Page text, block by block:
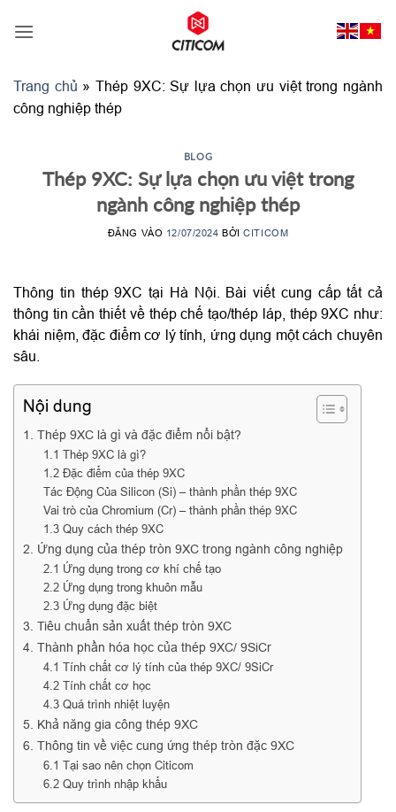
qua
Trang chủ » Thép 9XC: Sự lựa chọn ưu việt trong ngành
công nghiệp thép
BLOG
Thép 9XC: Sự lựa chọn ưu việt trong
ngành công nghiệp thép
ĐĂNG VÀO 12/07/2024 BỞICITICOM
Thông tin thép 9XC tại Hà Nội. Bài viết cung cấp tất cả
thông tin cần thiết về thép chế tạo/thép láp, thép 9XC như:
khái niệm, đặc điểm cơ lý tính, ứng dụng một cách chuyên
sâu.
Nội dung
1. Thép 9XC là gì và đặc điểm nổi bật?
1.1 Thép 9XC là gì?
1.2 Đặc điểm của thép 9XC
Tác Động Của Silicon (Si) – thành phần thép 9XC
Vai trò của Chromium (Cr) – thành phần thép 9XC
1.3 Quy cách thép 9XC
2. Ứng dụng của thép tròn 9XC trong ngành công nghiệp
2.1 Ứng dụng trong cơ khí chế tạo
2.2 Ứng dụng trong khuôn mẫu
2.3 Ứng dụng đặc biệt
3. Tiêu chuẩn sản xuất thép tròn 9XC
4. Thành phần hóa học của thép 9XC/ 9SiCr
4.1 Tính chất cơ lý tính của thép 9XC/ 9SiCr
4.2 Tính chất cơ học
4.3 Quá trình nhiệt luyện
5. Khả năng gia công thép 9XC
6. Thông tin về việc cung ứng thép tròn đặc 9XC
6.1 Tại sao nên chọn Citicom
6.2 Quy trình nhập khẩu